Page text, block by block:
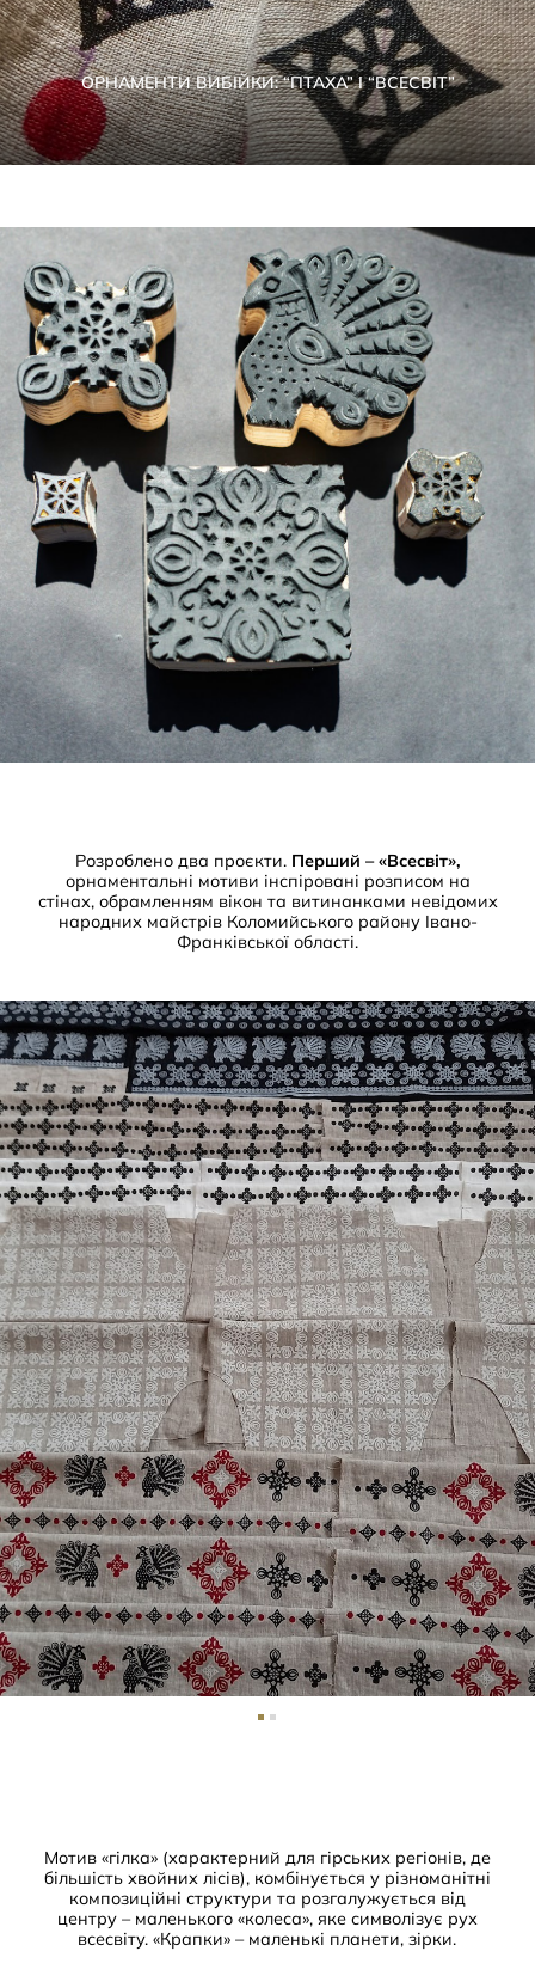
ОРНАМЕНТИ ВИБІЙКИ: “ПТАХА” І “ВСЕСВІТ”
Розроблено два проєкти.Перший – «Всесвіт»,
орнаментальні мотиви інспіровані розписом на
стінах, обрамленням вікон та витинанками невідомих
народних майстрів Коломийського району Івано-
Франківської області.
Мотив «гілка» (характерний для гірських регіонів, де
більшість хвойних лісів), комбінується у різноманітні
композиційні структури та розгалужується від
центру – маленького «колеса», яке символізує рух
всесвіту. «Крапки» – маленькі планети, зірки.